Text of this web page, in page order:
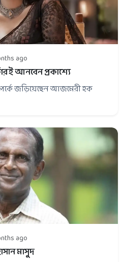
ago
আনবেন প্রকাশ্যে
জড়িয়েছেন আজমেরী হক
ago
মাসুদ